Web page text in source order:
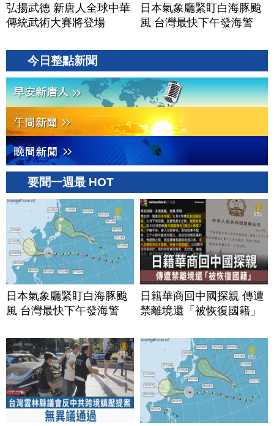
弘揚武德 新唐人全球中華
傳統武術大賽將登場
日本氣象廳緊盯白海豚颱
風 台灣最快下午發海警
今日整點新聞
要聞一週最 HOT
日本氣象廳緊盯白海豚颱
風 台灣最快下午發海警
日籍華商回中國探親 傳遭
禁離境還「被恢復國籍」